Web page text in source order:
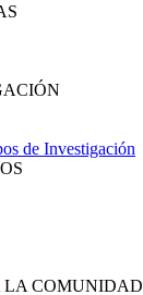
de Investigación
LA COMUNIDAD